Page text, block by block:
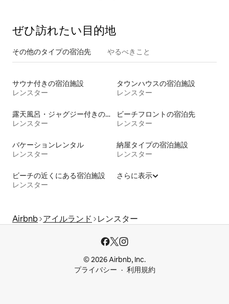
ぜひ訪⁠れ⁠た⁠い目⁠的⁠地
その他のタ⁠イ⁠プ⁠の宿⁠泊⁠先 やるべきこと
サウナ付きの宿泊施設
レンスター
タウンハウスの宿泊施設
レンスター
露天風呂・ジャグジー付きの宿泊施設
レンスター
ビーチフロントの宿泊先
レンスター
バケーションレンタル
レンスター
納屋タイプの宿泊施設
レンスター
ビーチの近くにある宿泊施設
レンスター
さらに表示
Airbnb アイルランド レンスター
© 2026 Airbnb, Inc.
プライバシー
利用規約